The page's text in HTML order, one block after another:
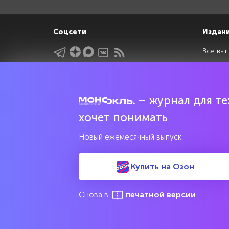
Соцсети
Интервью
Все
Свидетельство о регистрации средства массовой
культурного наследия
– журнал для
хочет понимать
Новый ежемесячный выпуск.
Купить на Озон
Снова в печатной версии